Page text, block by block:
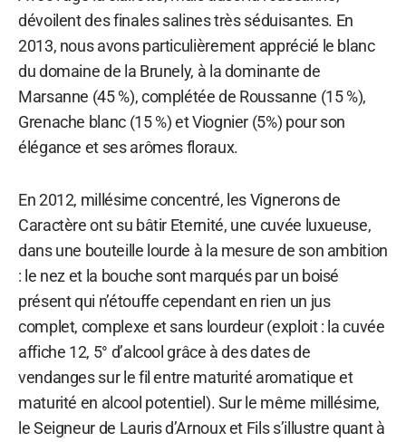
dévoilent des finales salines très séduisantes. En
2013, nous avons particulièrement apprécié le blanc
du domaine de la Brunely, à la dominante de
Marsanne (45 %), complétée de Roussanne (15 %),
Grenache blanc (15 %) et Viognier (5%) pour son
élégance et ses arômes floraux.
En 2012, millésime concentré, les Vignerons de
Caractère ont su bâtir Eternité, une cuvée luxueuse,
dans une bouteille lourde à la mesure de son ambition
: le nez et la bouche sont marqués par un boisé
présent qui n’étouffe cependant en rien un jus
complet, complexe et sans lourdeur (exploit : la cuvée
affiche 12, 5° d’alcool grâce à des dates de
vendanges sur le fil entre maturité aromatique et
maturité en alcool potentiel). Sur le même millésime,
le Seigneur de Lauris d’Arnoux et Fils s’illustre quant à